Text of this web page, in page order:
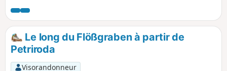
des chats sauvages de Hütscheroda te dit tout sur eux et te
permet même de les voir de près quand ils sont nourris
dans leur enclos.
Le long du Flößgraben à partir de
Petriroda
Visorandonneur